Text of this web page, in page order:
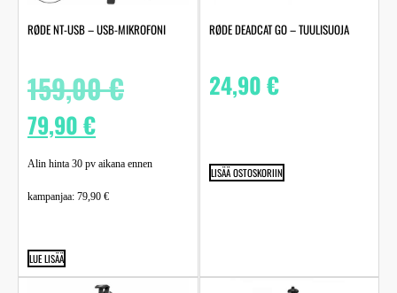
RØDE NT-USB – USB-MIKROFONI
159,00€
79,90€
Alin hinta 30 pv aikana ennen
kampanjaa: 79,90 €
LUE LISÄÄ
RØDE DEADCAT GO – TUULISUOJA
24,90€
LISÄÄ OSTOSKORIIN